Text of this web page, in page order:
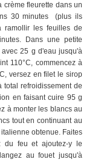
crème fleurette dans un
30 minutes (plus ils
ramollir les feuilles de
Dans une petite
25 g d'eau jusqu'à
110°C, commencez à
versez en filet le sirop
total refroidissement de
en faisant cuire 95 g
à monter les blancs au
tout en continuant au
obtenue. Faites
du feu et ajoutez-y le
au fouet jusqu'à